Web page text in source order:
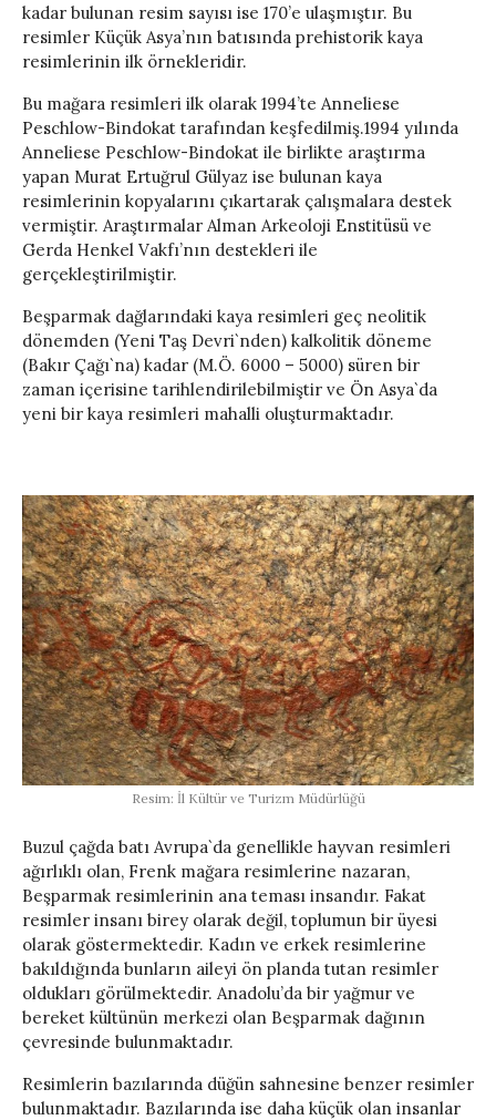
kadar bulunan resim sayısı ise 170’e ulaşmıştır. Bu
resimler Küçük Asya’nın batısında prehistorik kaya
resimlerinin ilk örnekleridir.
Bu mağara resimleri ilk olarak 1994’te Anneliese
Peschlow-Bindokat tarafından keşfedilmiş.1994 yılında
Anneliese Peschlow-Bindokat ile birlikte araştırma
yapan Murat Ertuğrul Gülyaz ise bulunan kaya
resimlerinin kopyalarını çıkartarak çalışmalara destek
vermiştir. Araştırmalar Alman Arkeoloji Enstitüsü ve
Gerda Henkel Vakfı’nın destekleri ile
gerçekleştirilmiştir.
Beşparmak dağlarındaki kaya resimleri geç neolitik
dönemden (Yeni Taş Devri`nden) kalkolitik döneme
(Bakır Çağı`na) kadar (M.Ö. 6000 – 5000) süren bir
zaman içerisine tarihlendirilebilmiştir ve Ön Asya`da
yeni bir kaya resimleri mahalli oluşturmaktadır.
Resim: İl Kültür ve Turizm Müdürlüğü
Buzul çağda batı Avrupa`da genellikle hayvan resimleri
ağırlıklı olan, Frenk mağara resimlerine nazaran,
Beşparmak resimlerinin ana teması insandır. Fakat
resimler insanı birey olarak değil, toplumun bir üyesi
olarak göstermektedir. Kadın ve erkek resimlerine
bakıldığında bunların aileyi ön planda tutan resimler
oldukları görülmektedir. Anadolu’da bir yağmur ve
bereket kültünün merkezi olan Beşparmak dağının
çevresinde bulunmaktadır.
Resimlerin bazılarında düğün sahnesine benzer resimler
bulunmaktadır. Bazılarında ise daha küçük olan insanlar